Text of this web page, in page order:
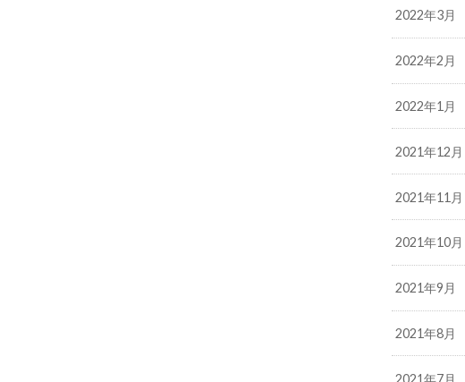
2022年3月
2022年2月
2022年1月
2021年12月
2021年11月
2021年10月
2021年9月
2021年8月
2021年7月